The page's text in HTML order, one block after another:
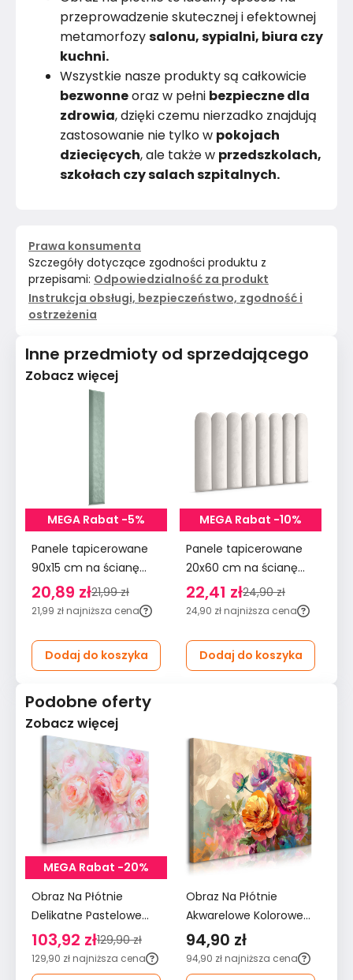
przeprowadzenie skutecznej i efektownej
metamorfozysalonu, sypialni, biura czy
kuchni.
Wszystkie nasze produkty są całkowicie
bezwonneoraz w pełni bezpieczne dla
zdrowia, dzięki czemu nierzadko znajdują
zastosowanie nie tylko w pokojach
dziecięcych, ale także w przedszkolach,
szkołach czy salach szpitalnych.
Prawa konsumenta
Szczegóły dotyczące zgodności produktu z
przepisami: Odpowiedzialność za produkt
Instrukcja obsługi, bezpieczeństwo, zgodność i
ostrzeżenia
Inne przedmioty od sprzedającego
Zobacz więcej
MEGA Rabat -5%
Panele tapicerowane
90x15 cm na ścianę
wezgłowie miętowy
20,89 zł21,99 zł
21,99 zł najniższa cena
Dodaj do koszyka
MEGA Rabat -10%
Panele tapicerowane
20x60 cm na ścianę
płotek wezgłowie
kremowy
22,41 zł24,90 zł
24,90 zł najniższa cena
Dodaj do koszyka
Podobne oferty
Zobacz więcej
MEGA Rabat -20%
Obraz Na Płótnie
Delikatne Pastelowe
Różowe Kwiaty 120x80
Do Salonu
103,92 zł129,90 zł
129,90 zł najniższa cena
Obraz Na Płótnie
Akwarelowe Kolorowe
Kwiaty 90x60 Natura
do Salonu
94,90 zł
94,90 zł najniższa cena